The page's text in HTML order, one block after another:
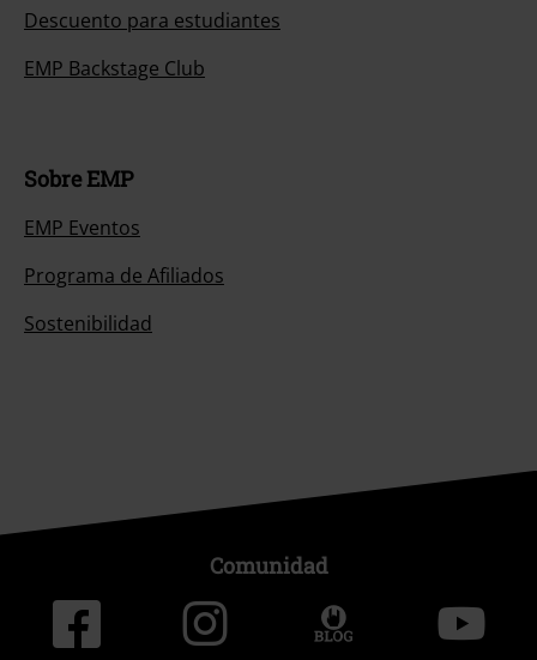
Descuento para estudiantes
EMP Backstage Club
Sobre EMP
EMP Eventos
Programa de Afiliados
Sostenibilidad
Comunidad